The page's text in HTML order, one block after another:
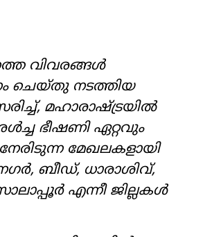
വിവരങ്ങൾ
ചെയ്തു നടത്തിയ
മഹാരാഷ്ട്രയിൽ
ഭീഷണി ഏറ്റവും
മേഖലകളായി
ബീഡ്, ധാരാശിവ്,
എന്നീ ജില്ലകൾ